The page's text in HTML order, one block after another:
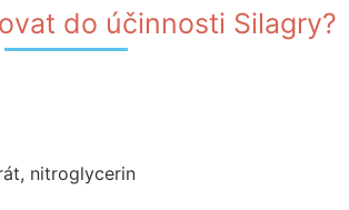
do účinnosti Silagry?
nitroglycerin